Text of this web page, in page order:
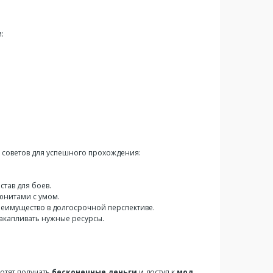
для успешного прохождения:
для боев.
с умом.
в долгосрочной перспективе.
нужные ресурсы.